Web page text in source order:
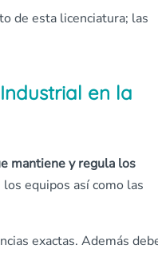
de esta licenciatura; las
en la
mantiene y regula los
equipos así como las
exactas. Además